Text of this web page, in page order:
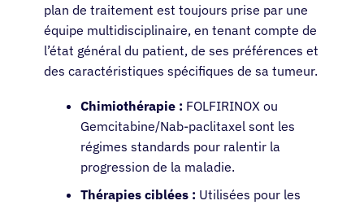
plan de traitement est toujours prise par une
équipe multidisciplinaire, en tenant compte de
l’état général du patient, de ses préférences et
des caractéristiques spécifiques de sa tumeur.
Chimiothérapie : FOLFIRINOX ou
Gemcitabine/Nab-paclitaxel sont les
régimes standards pour ralentir la
progression de la maladie.
Thérapies ciblées : Utilisées pour les